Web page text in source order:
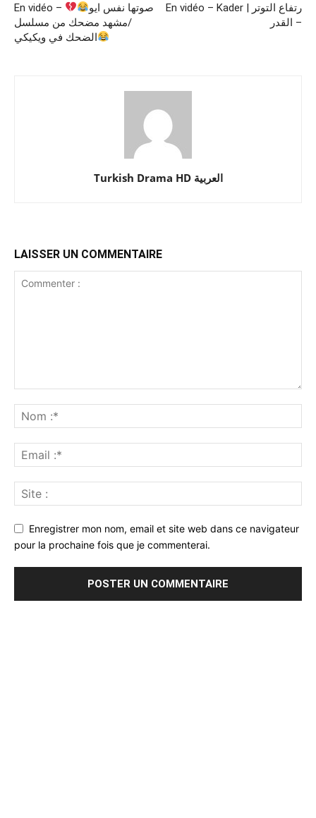
En vidéo – صوتها نفس ايو
/مشهد مضحك من مسلسل
الضحك في ويكيكي
En vidéo – Kader | رتفاع التوتر
– القدر
Turkish Drama HD العربية
LAISSER UN COMMENTAIRE
Enregistrer mon nom, email et site web dans ce navigateur
pour la prochaine fois que je commenterai.